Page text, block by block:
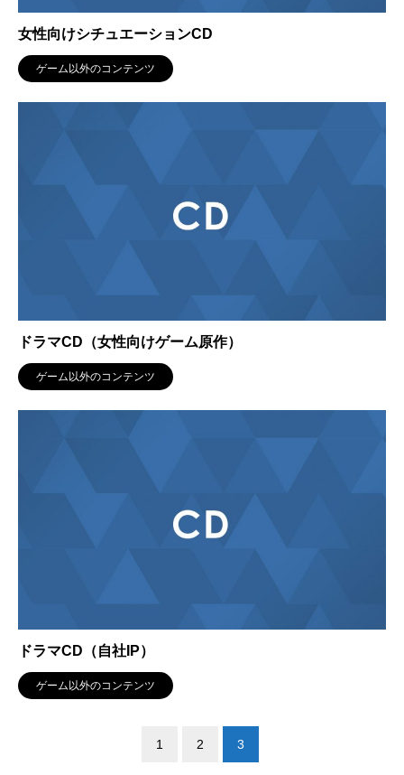
女性向けシチュエーションCD
ゲーム以外のコンテンツ
ドラマCD（女性向けゲーム原作）
ゲーム以外のコンテンツ
ドラマCD（自社IP）
ゲーム以外のコンテンツ
1 2 3